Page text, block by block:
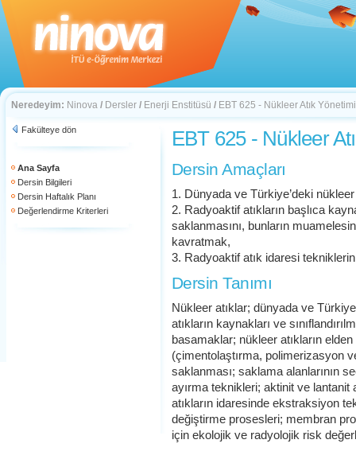
Neredeyim: Ninova / Dersler / Enerji Enstitüsü / EBT 625 - Nükleer Atık Yönetimi
Fakülteye dön
Ana Sayfa
Dersin Bilgileri
Dersin Haftalık Planı
Değerlendirme Kriterleri
EBT 625 - Nükleer
Dersin Amaçları
1. Dünyada ve Türkiye’deki
2. Radyoaktif atıkların başlıca
saklanmasını, bunların
kavratmak,
3. Radyoaktif atık idaresi
Dersin Tanımı
Nükleer atıklar; dünyada ve
atıkların kaynakları ve
basamaklar; nükleer atıkların
(çimentolaştırma, polimerizasyon
saklanması; saklama alanlarının
ayırma teknikleri; aktinit ve lantanit
atıkların idaresinde ekstraksiyon
değiştirme prosesleri; membran
için ekolojik ve radyolojik risk